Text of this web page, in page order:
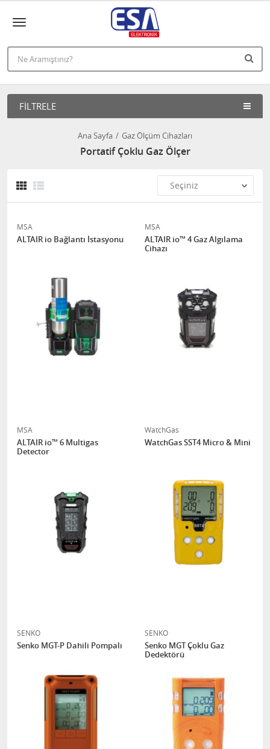
FILTRELE
Ana Sayfa Gaz Ölçüm Cihazları
Portatif Çoklu Gaz Ölçer
MSA
ALTAIR io Bağlantı İstasyonu
MSA
ALTAIR io™ 4 Gaz Algılama
Cihazı
MSA
ALTAIR io™ 6 Multigas
Detector
WatchGas
WatchGas SST4 Micro & Mini
SENKO
Senko MGT-P Dahili Pompalı
SENKO
Senko MGT Çoklu Gaz
Dedektörü